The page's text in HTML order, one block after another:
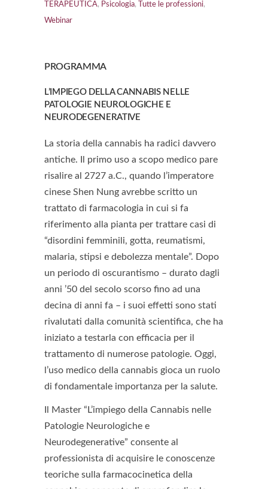
TERAPEUTICA, Psicologia, Tutte le professioni,
Webinar
PROGRAMMA
L’IMPIEGO DELLA CANNABIS NELLE
PATOLOGIE NEUROLOGICHE E
NEURODEGENERATIVE
La storia della cannabis ha radici davvero
antiche. Il primo uso a scopo medico pare
risalire al 2727 a.C., quando l’imperatore
cinese Shen Nung avrebbe scritto un
trattato di farmacologia in cui si fa
riferimento alla pianta per trattare casi di
“disordini femminili, gotta, reumatismi,
malaria, stipsi e debolezza mentale”. Dopo
un periodo di oscurantismo – durato dagli
anni ’50 del secolo scorso fino ad una
decina di anni fa – i suoi effetti sono stati
rivalutati dalla comunità scientifica, che ha
iniziato a testarla con efficacia per il
trattamento di numerose patologie. Oggi,
l’uso medico della cannabis gioca un ruolo
di fondamentale importanza per la salute.
Il Master “L’impiego della Cannabis nelle
Patologie Neurologiche e
Neurodegenerative” consente al
professionista di acquisire le conoscenze
teoriche sulla farmacocinetica della